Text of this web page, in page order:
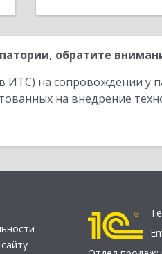
обратите
ИТС) на сопровождении у
на внедрение